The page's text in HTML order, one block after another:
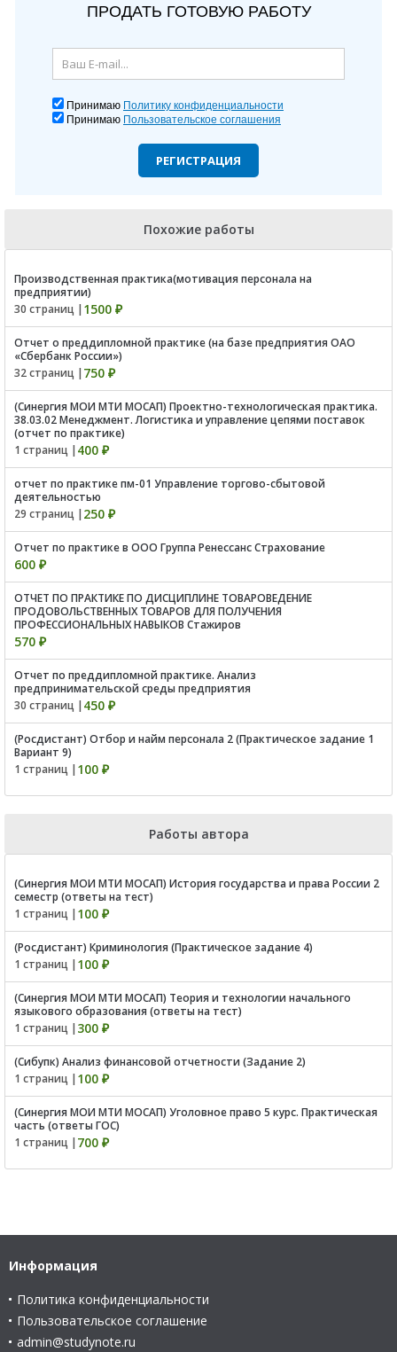
ПРОДАТЬ ГОТОВУЮ РАБОТУ
Принимаю Политику конфиденциальности
Принимаю Пользовательское соглашения
РЕГИСТРАЦИЯ
Похожие работы
Производственная практика(мотивация персонала на
предприятии)
30 страниц | 1500 ₽
Отчет о преддипломной практике (на базе предприятия ОАО
«Сбербанк России»)
32 страниц | 750 ₽
(Синергия МОИ МТИ МОСАП) Проектно-технологическая практика.
38.03.02 Менеджмент. Логистика и управление цепями поставок
(отчет по практике)
1 страниц | 400 ₽
отчет по практике пм-01 Управление торгово-сбытовой
деятельностью
29 страниц | 250 ₽
Отчет по практике в ООО Группа Ренессанс Страхование
600 ₽
ОТЧЕТ ПО ПРАКТИКЕ ПО ДИСЦИПЛИНЕ ТОВАРОВЕДЕНИЕ
ПРОДОВОЛЬСТВЕННЫХ ТОВАРОВ ДЛЯ ПОЛУЧЕНИЯ
ПРОФЕССИОНАЛЬНЫХ НАВЫКОВ Стажиров
570 ₽
Отчет по преддипломной практике. Анализ
предпринимательской среды предприятия
30 страниц | 450 ₽
(Росдистант) Отбор и найм персонала 2 (Практическое задание 1
Вариант 9)
1 страниц | 100 ₽
Работы автора
(Синергия МОИ МТИ МОСАП) История государства и права России 2
семестр (ответы на тест)
1 страниц | 100 ₽
(Росдистант) Криминология (Практическое задание 4)
1 страниц | 100 ₽
(Синергия МОИ МТИ МОСАП) Теория и технологии начального
языкового образования (ответы на тест)
1 страниц | 300 ₽
(Сибупк) Анализ финансовой отчетности (Задание 2)
1 страниц | 100 ₽
(Синергия МОИ МТИ МОСАП) Уголовное право 5 курс. Практическая
часть (ответы ГОС)
1 страниц | 700 ₽
Информация
Политика конфиденциальности
Пользовательское соглашение
admin@studynote.ru